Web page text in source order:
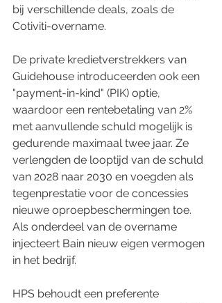
bij verschillende deals, zoals de
Cotiviti-overname.
De private kredietverstrekkers van
Guidehouse introduceerden ook een
"payment-in-kind" (PIK) optie,
waardoor een rentebetaling van 2%
met aanvullende schuld mogelijk is
gedurende maximaal twee jaar. Ze
verlengden de looptijd van de schuld
van 2028 naar 2030 en voegden als
tegenprestatie voor de concessies
nieuwe oproepbeschermingen toe.
Als onderdeel van de overname
injecteert Bain nieuw eigen vermogen
in het bedrijf.
HPS behoudt een preferente